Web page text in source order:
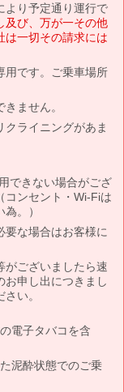
より予定通り運行で
及び、万が一その他
は一切その請求には
用です。ご乗車場所
ません。
ライニングがあま
できない場合がござ
コンセント・Wi-Fiは
。）
要な場合はお客様に
がございましたら速
お申し出につきまし
い。
電子タバコを含
泥酔状態でのご乗